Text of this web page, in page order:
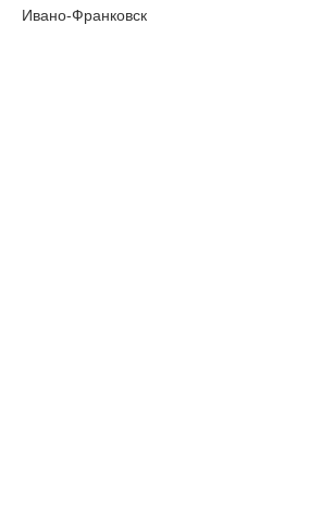
детальнішою інформацією телефонуй…
Ивано-Франковск